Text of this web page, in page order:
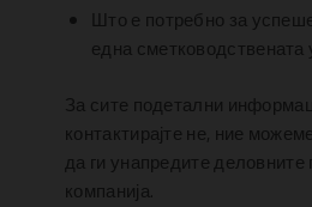
Што е потребно за
една сметководствената
За сите подетални
контактирајте не, ние
да ги унапредите
компанија.